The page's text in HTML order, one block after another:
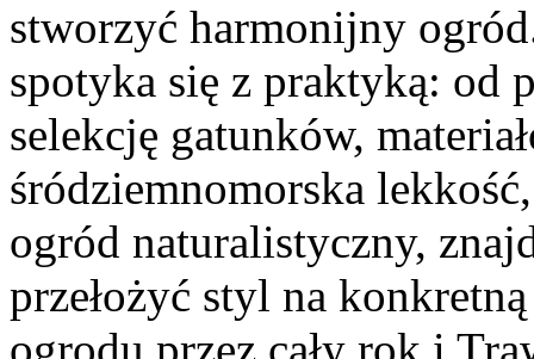
stworzyć harmonijny
spotyka się z praktyką: od
selekcję gatunków,
śródziemnomorska
ogród naturalistyczny,
przełożyć styl na